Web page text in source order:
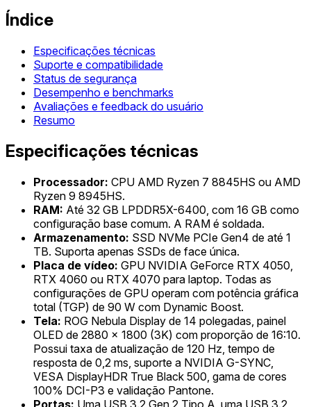
Índice
Especificações técnicas
Suporte e compatibilidade
Status de segurança
Desempenho e benchmarks
Avaliações e feedback do usuário
Resumo
Especificações técnicas
Processador: CPU AMD Ryzen 7 8845HS ou AMD
Ryzen 9 8945HS.
RAM: Até 32 GB LPDDR5X-6400, com 16 GB como
configuração base comum. A RAM é soldada.
Armazenamento: SSD NVMe PCIe Gen4 de até 1
TB. Suporta apenas SSDs de face única.
Placa de vídeo: GPU NVIDIA GeForce RTX 4050,
RTX 4060 ou RTX 4070 para laptop. Todas as
configurações de GPU operam com potência gráfica
total (TGP) de 90 W com Dynamic Boost.
Tela: ROG Nebula Display de 14 polegadas, painel
OLED de 2880 x 1800 (3K) com proporção de 16:10.
Possui taxa de atualização de 120 Hz, tempo de
resposta de 0,2 ms, suporte a NVIDIA G-SYNC,
VESA DisplayHDR True Black 500, gama de cores
100% DCI-P3 e validação Pantone.
Portas: Uma USB 3.2 Gen 2 Tipo A, uma USB 3.2